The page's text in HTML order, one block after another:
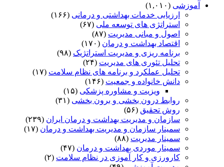
آموزشی (۱,۰۱۰)
ارزیابی خدمات بهداشتی و درمانی (۱۶۶)
استراتژی های توسعه ملی (۶۷)
اصول و مبانی مدیریت (۸۷)
اقتصاد بهداشت و درمان (۱۷۰)
برنامه ریزی و مدیریت استراتژیک (۹۸)
تحلیل تئوری های مدیریت (۲۴)
تحلیل عملکرد و برنامه های نظام سلامت (۱۷)
دانش خانواده و جمعیت (۱۴۶)
ویزیت و مشاوره پزشکی (۱۵)
روابط درون بخشی و برون بخشی (۳۱)
روش تحقیق (۵۶)
سازمان و مدیریت بهداشت و درمان ایران (۲۳۹)
سمینار سازمان و مدیریت بهداشت و درمان (۱۷)
سمینار مدیریت (۸۸)
سمینار موردی بهداشت و درمان (۴۷)
کارورزی و کار آموزی در نظام سلامت (۲)